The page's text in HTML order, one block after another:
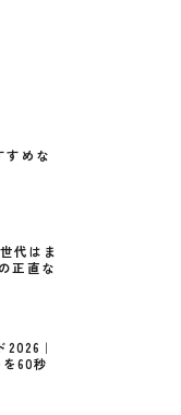
すめな
代はま
正直な
｜
60秒